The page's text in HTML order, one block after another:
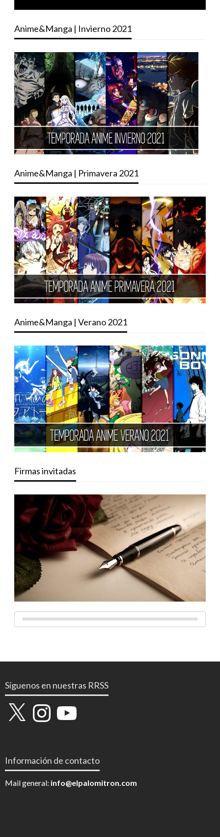
Anime&Manga | Invierno 2021
Anime&Manga | Primavera 2021
Anime&Manga | Verano 2021
Firmas invitadas
Síguenos en nuestras RRSS
X InstagramYouTube
Información de contacto
Mail general: info@elpalomitron.com